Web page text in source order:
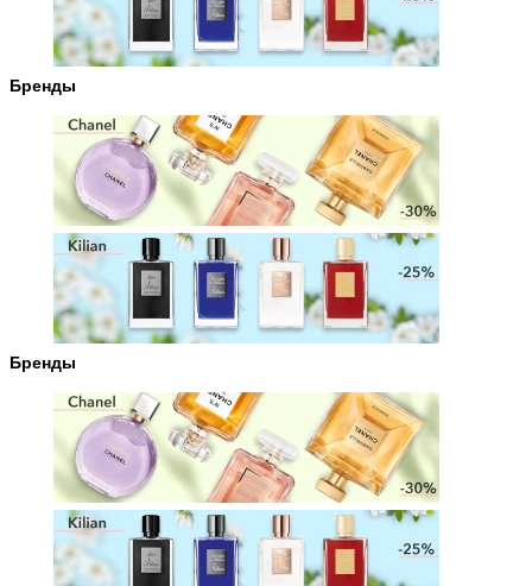
Бренды
Бренды